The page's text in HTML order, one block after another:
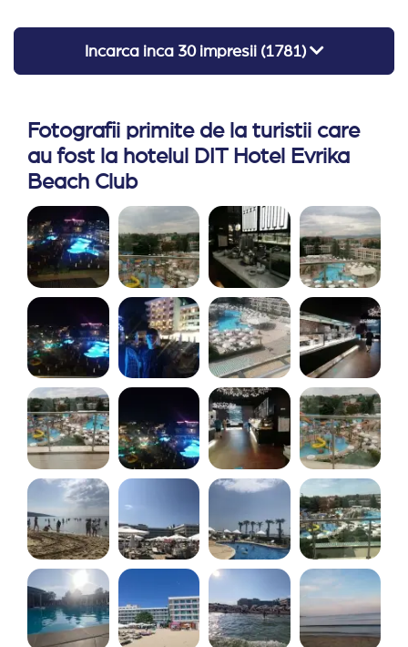
Incarca inca 30impresii (1781)
Fotografii primite de la turistii care
au fost la hotelul DIT Hotel Evrika
Beach Club